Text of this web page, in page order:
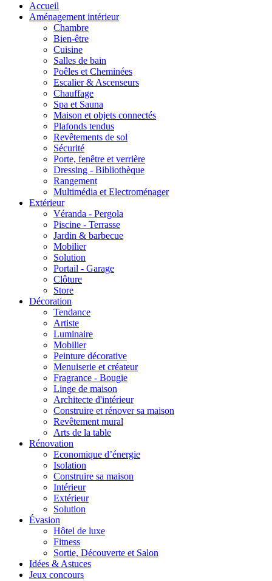
Accueil
Aménagement intérieur
Chambre
Bien-être
Cuisine
Salles de bain
Poêles et Cheminées
Escalier & Ascenseurs
Chauffage
Spa et Sauna
Maison et objets connectés
Plafonds tendus
Revêtements de sol
Sécurité
Porte, fenêtre et verrière
Dressing - Bibliothèque
Rangement
Multimédia et Electroménager
Extérieur
Véranda - Pergola
Piscine - Terrasse
Jardin & barbecue
Mobilier
Solution
Portail - Garage
Clôture
Store
Décoration
Tendance
Artiste
Luminaire
Mobilier
Peinture décorative
Menuiserie et créateur
Fragrance - Bougie
Linge de maison
Architecte d'intérieur
Construire et rénover sa maison
Revêtement mural
Arts de la table
Rénovation
Economique d’énergie
Isolation
Construire sa maison
Intérieur
Extérieur
Solution
Évasion
Hôtel de luxe
Fitness
Sortie, Découverte et Salon
Idées & Astuces
Jeux concours